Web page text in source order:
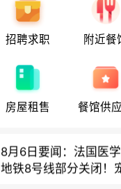
招聘求职 附近餐
房屋租售 餐馆供
地铁8号线部分关闭！
炉！
巴黎地铁音乐家海选启
8月6日要闻：法国医学
地铁8号线部分关闭！